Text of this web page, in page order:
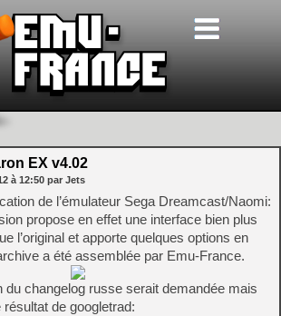
EX v4.02
à 12:50 par Jets
de l’émulateur Sega Dreamcast/Naomi:
propose en effet une interface bien plus
l’original et apporte quelques options en
a été assemblée par Emu-France.
du changelog russe serait demandée mais
de googletrad: